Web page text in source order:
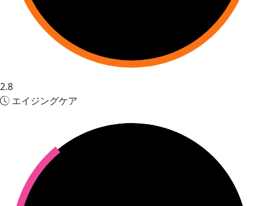
2.8
エイジングケア